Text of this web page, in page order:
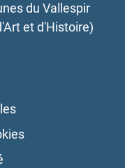
du Vallespir
et d'Histoire)